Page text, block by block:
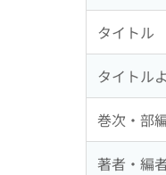
タイトル
タイトル
巻次・部
著者・編